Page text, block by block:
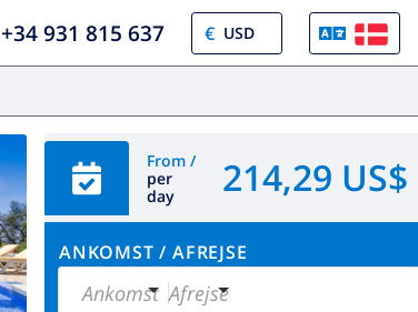
+34 931 815 637 €
From /
per
day
214,29 US$
ANKOMST / AFREJSE
Ankomst Afrejse